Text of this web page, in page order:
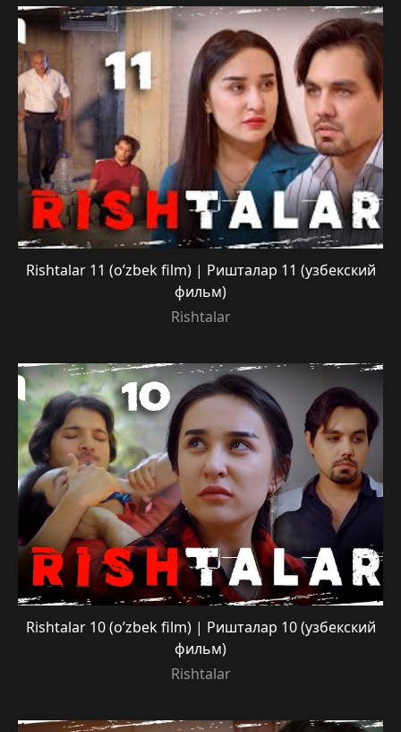
Rishtalar 11 (o’zbek film) | Ришталар 11 (узбекский
фильм)
Rishtalar
Rishtalar 10 (o’zbek film) | Ришталар 10 (узбекский
фильм)
Rishtalar